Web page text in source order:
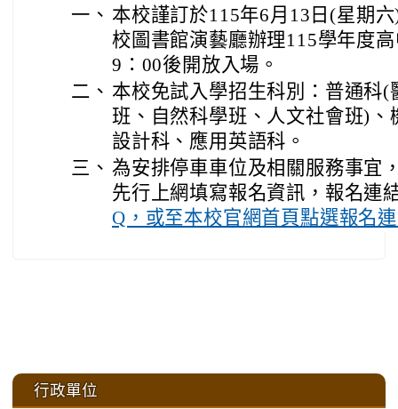
一、 本校謹訂於115年6月13日(星期
校圖書館演藝廳辦理115學年度
9：00後開放入場。
二、 本校免試入學招生科別：普通科
班、自然科學班、人文社會班)
設計科、應用英語科。
三、 為安排停車車位及相關服務事宜
先行上網填寫報名資訊，報名連
Q，或至本校官網首頁點選報名
::: 行政單位